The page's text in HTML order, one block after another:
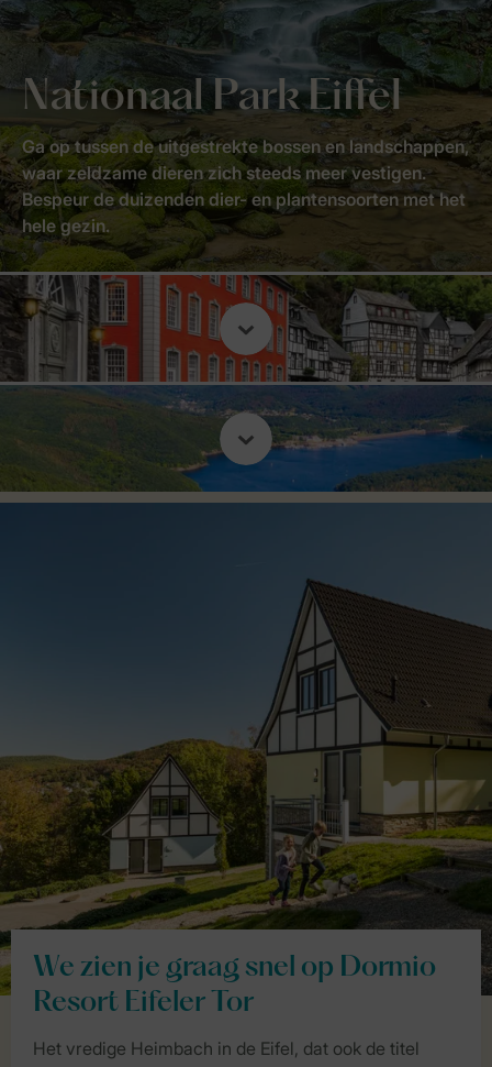
Nationaal Park Eiffel
Ga op tussen de uitgestrekte bossen en landschappen,
waar zeldzame dieren zich steeds meer vestigen.
Bespeur de duizenden dier- en plantensoorten met het
hele gezin.
We zien je graag snel op Dormio
Resort Eifeler Tor
Het vredige Heimbach in de Eifel, dat ook de titel